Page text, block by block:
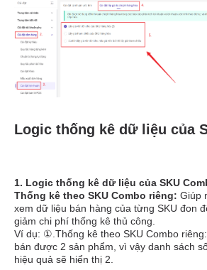
Logic thống kê dữ liệu của